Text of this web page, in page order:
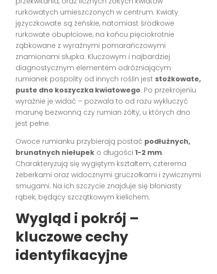
rurkowatych umieszczonych w centrum. Kwiaty
języczkowate są żeńskie, natomiast środkowe
rurkowate obupłciowe, na końcu pięciokrotnie
ząbkowane z wyraźnymi pomarańczowymi
znamionami słupka. Kluczowym i najbardziej
diagnostycznym elementem odróżniającym
rumianek pospolity od innych roślin jest stożkowate,
puste dno koszyczka kwiatowego. Po przekrojeniu
wyraźnie je widać – pozwala to od razu wykluczyć
marunę bezwonną czy rumian żółty, u których dno
jest pełne.
Owoce rumianku przybierają postać podłużnych,
brunatnych niełupek o długości1-2 mm.
Charakteryzują się wygiętym kształtem, czterema
żeberkami oraz widocznymi gruczołkami i żywicznymi
smugami. Na ich szczycie znajduje się błoniasty
rąbek, będący szczątkowym kielichem.
Wygląd i pokrój –
kluczowe cechy
identyfikacyjne